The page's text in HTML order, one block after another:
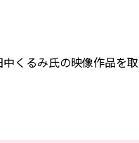
くるみ氏の映像作品を